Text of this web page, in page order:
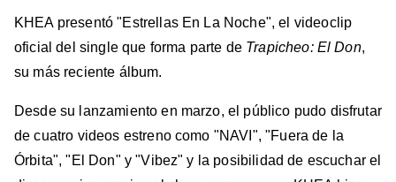
KHEA presentó "Estrellas En La Noche", el videoclip
oficial del single que forma parte de Trapicheo: El Don,
su más reciente álbum.
Desde su lanzamiento en marzo, el público pudo disfrutar
de cuatro videos estreno como "NAVI", "Fuera de la
Órbita", "El Don" y "Vibez" y la posibilidad de escuchar el